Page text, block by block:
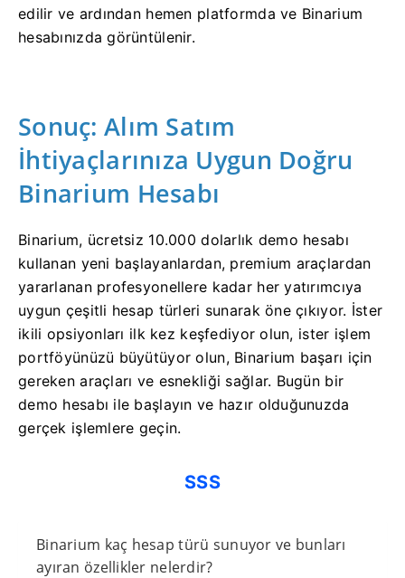
edilir ve ardından hemen platformda ve Binarium
hesabınızda görüntülenir.
Sonuç: Alım Satım
İhtiyaçlarınıza Uygun Doğru
Binarium Hesabı
Binarium, ücretsiz 10.000 dolarlık demo hesabı
kullanan yeni başlayanlardan, premium araçlardan
yararlanan profesyonellere kadar her yatırımcıya
uygun çeşitli hesap türleri sunarak öne çıkıyor. İster
ikili opsiyonları ilk kez keşfediyor olun, ister işlem
portföyünüzü büyütüyor olun, Binarium başarı için
gereken araçları ve esnekliği sağlar. Bugün bir
demo hesabı ile başlayın ve hazır olduğunuzda
gerçek işlemlere geçin.
SSS
Binarium kaç hesap türü sunuyor ve bunları
ayıran özellikler nelerdir?